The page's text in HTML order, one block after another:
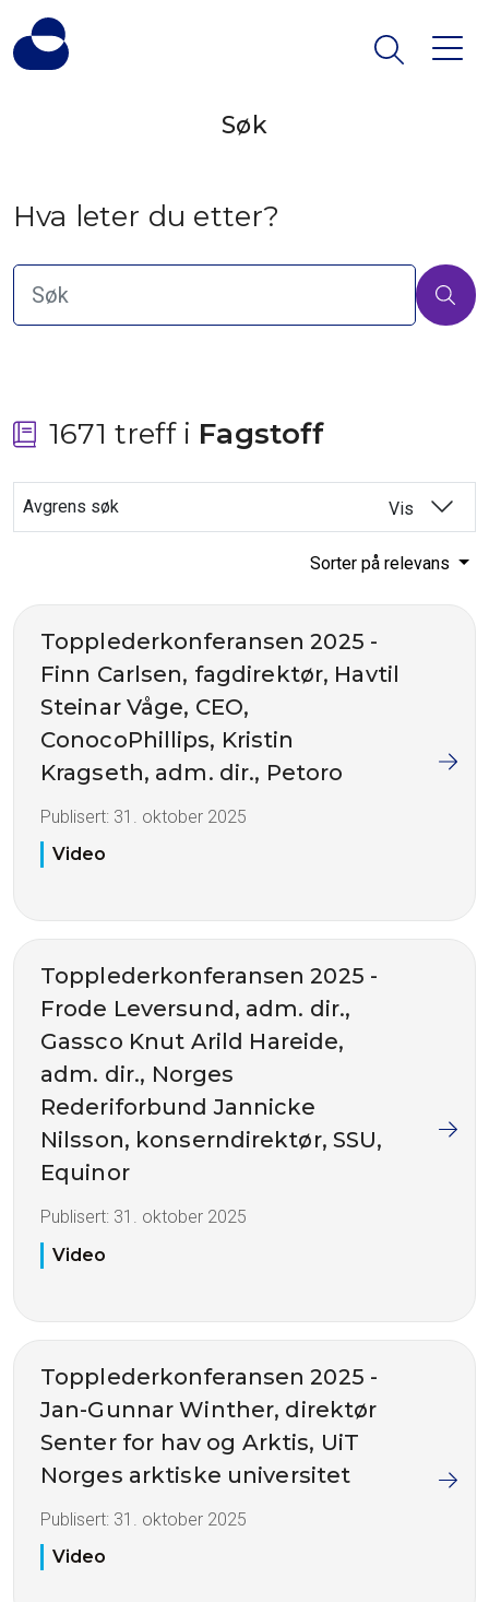
Søk
Hva leter du etter?
1671 treff i Fagstoff
Avgrens søk Vis
Sorter på relevans
Topplederkonferansen 2025 -
Finn Carlsen, fagdirektør, Havtil
Steinar Våge, CEO,
ConocoPhillips, Kristin
Kragseth, adm. dir., Petoro
Publisert: 31. oktober 2025
Video
Topplederkonferansen 2025 -
Frode Leversund, adm. dir.,
Gassco Knut Arild Hareide,
adm. dir., Norges
Rederiforbund Jannicke
Nilsson, konserndirektør, SSU,
Equinor
Publisert: 31. oktober 2025
Video
Topplederkonferansen 2025 -
Jan-Gunnar Winther, direktør
Senter for hav og Arktis, UiT
Norges arktiske universitet
Publisert: 31. oktober 2025
Video